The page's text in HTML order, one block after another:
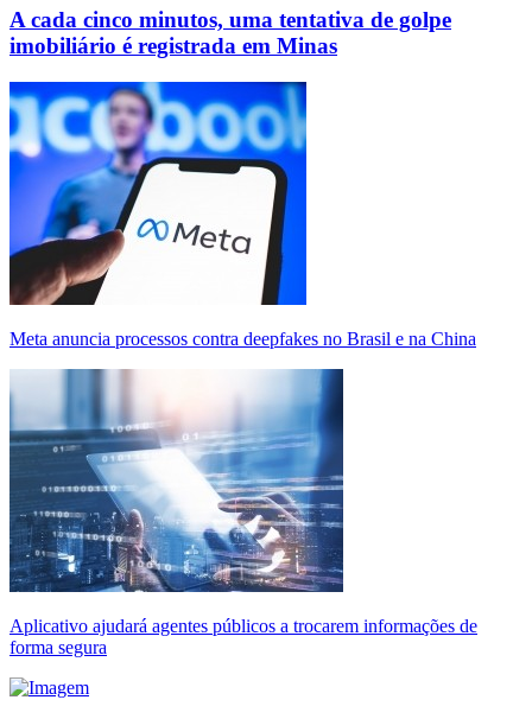
A cada cinco minutos, uma tentativa de golpe
imobiliário é registrada em Minas
Meta anuncia processos contra deepfakes no Brasil e na China
Aplicativo ajudará agentes públicos a trocarem informações de
forma segura